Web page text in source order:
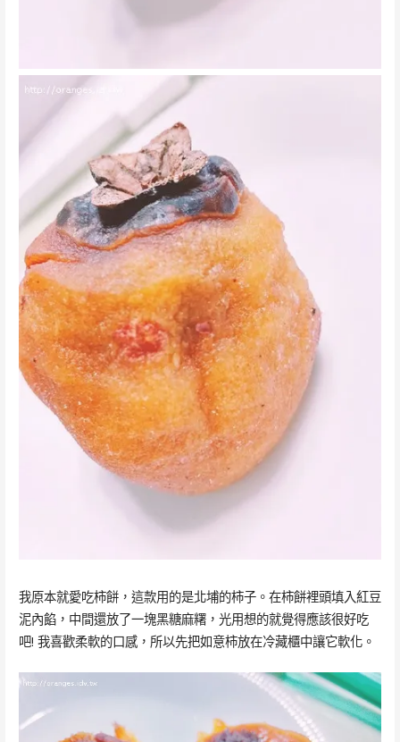
我原本就愛吃柿餅，這款用的是北埔的柿子。在柿餅裡頭填入紅豆
泥內餡，中間還放了一塊黑糖麻糬，光用想的就覺得應該很好吃
吧! 我喜歡柔軟的口感，所以先把如意柿放在冷藏櫃中讓它軟化。